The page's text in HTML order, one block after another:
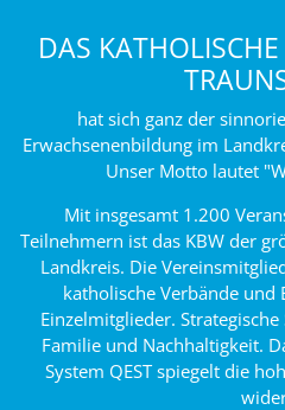
DAS
hat sich ganz der
Erwachsenenbildung im
Unser Motto lautet
Mit insgesamt 1.200
Teilnehmern ist das KBW der
Landkreis. Die
katholische Verbände und
Einzelmitglieder.
Familie und Nachhaltigkeit.
System QEST spiegelt die